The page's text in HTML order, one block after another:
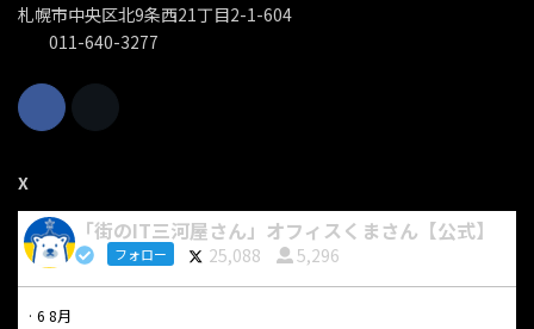
札幌市中央区北9条西21丁目2-1-604
011-640-3277
X
「街のIT三河屋さん」オフィスくまさん【公式】
フォロー 25,088 5,296
· 6 8月